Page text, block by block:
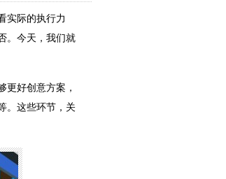
实际的执行力
。今天，我们就
更好创意方案，
。这些环节，关